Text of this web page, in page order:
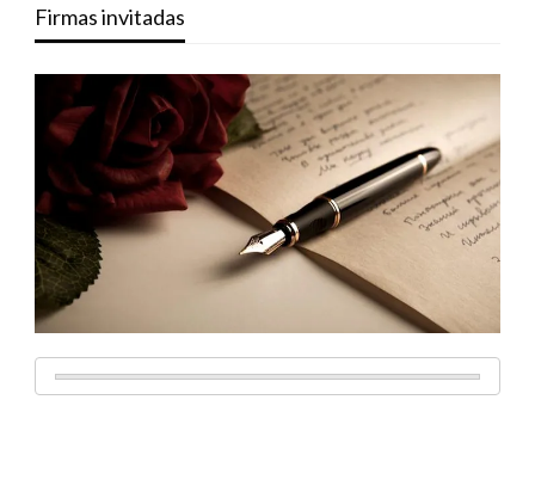
Firmas invitadas